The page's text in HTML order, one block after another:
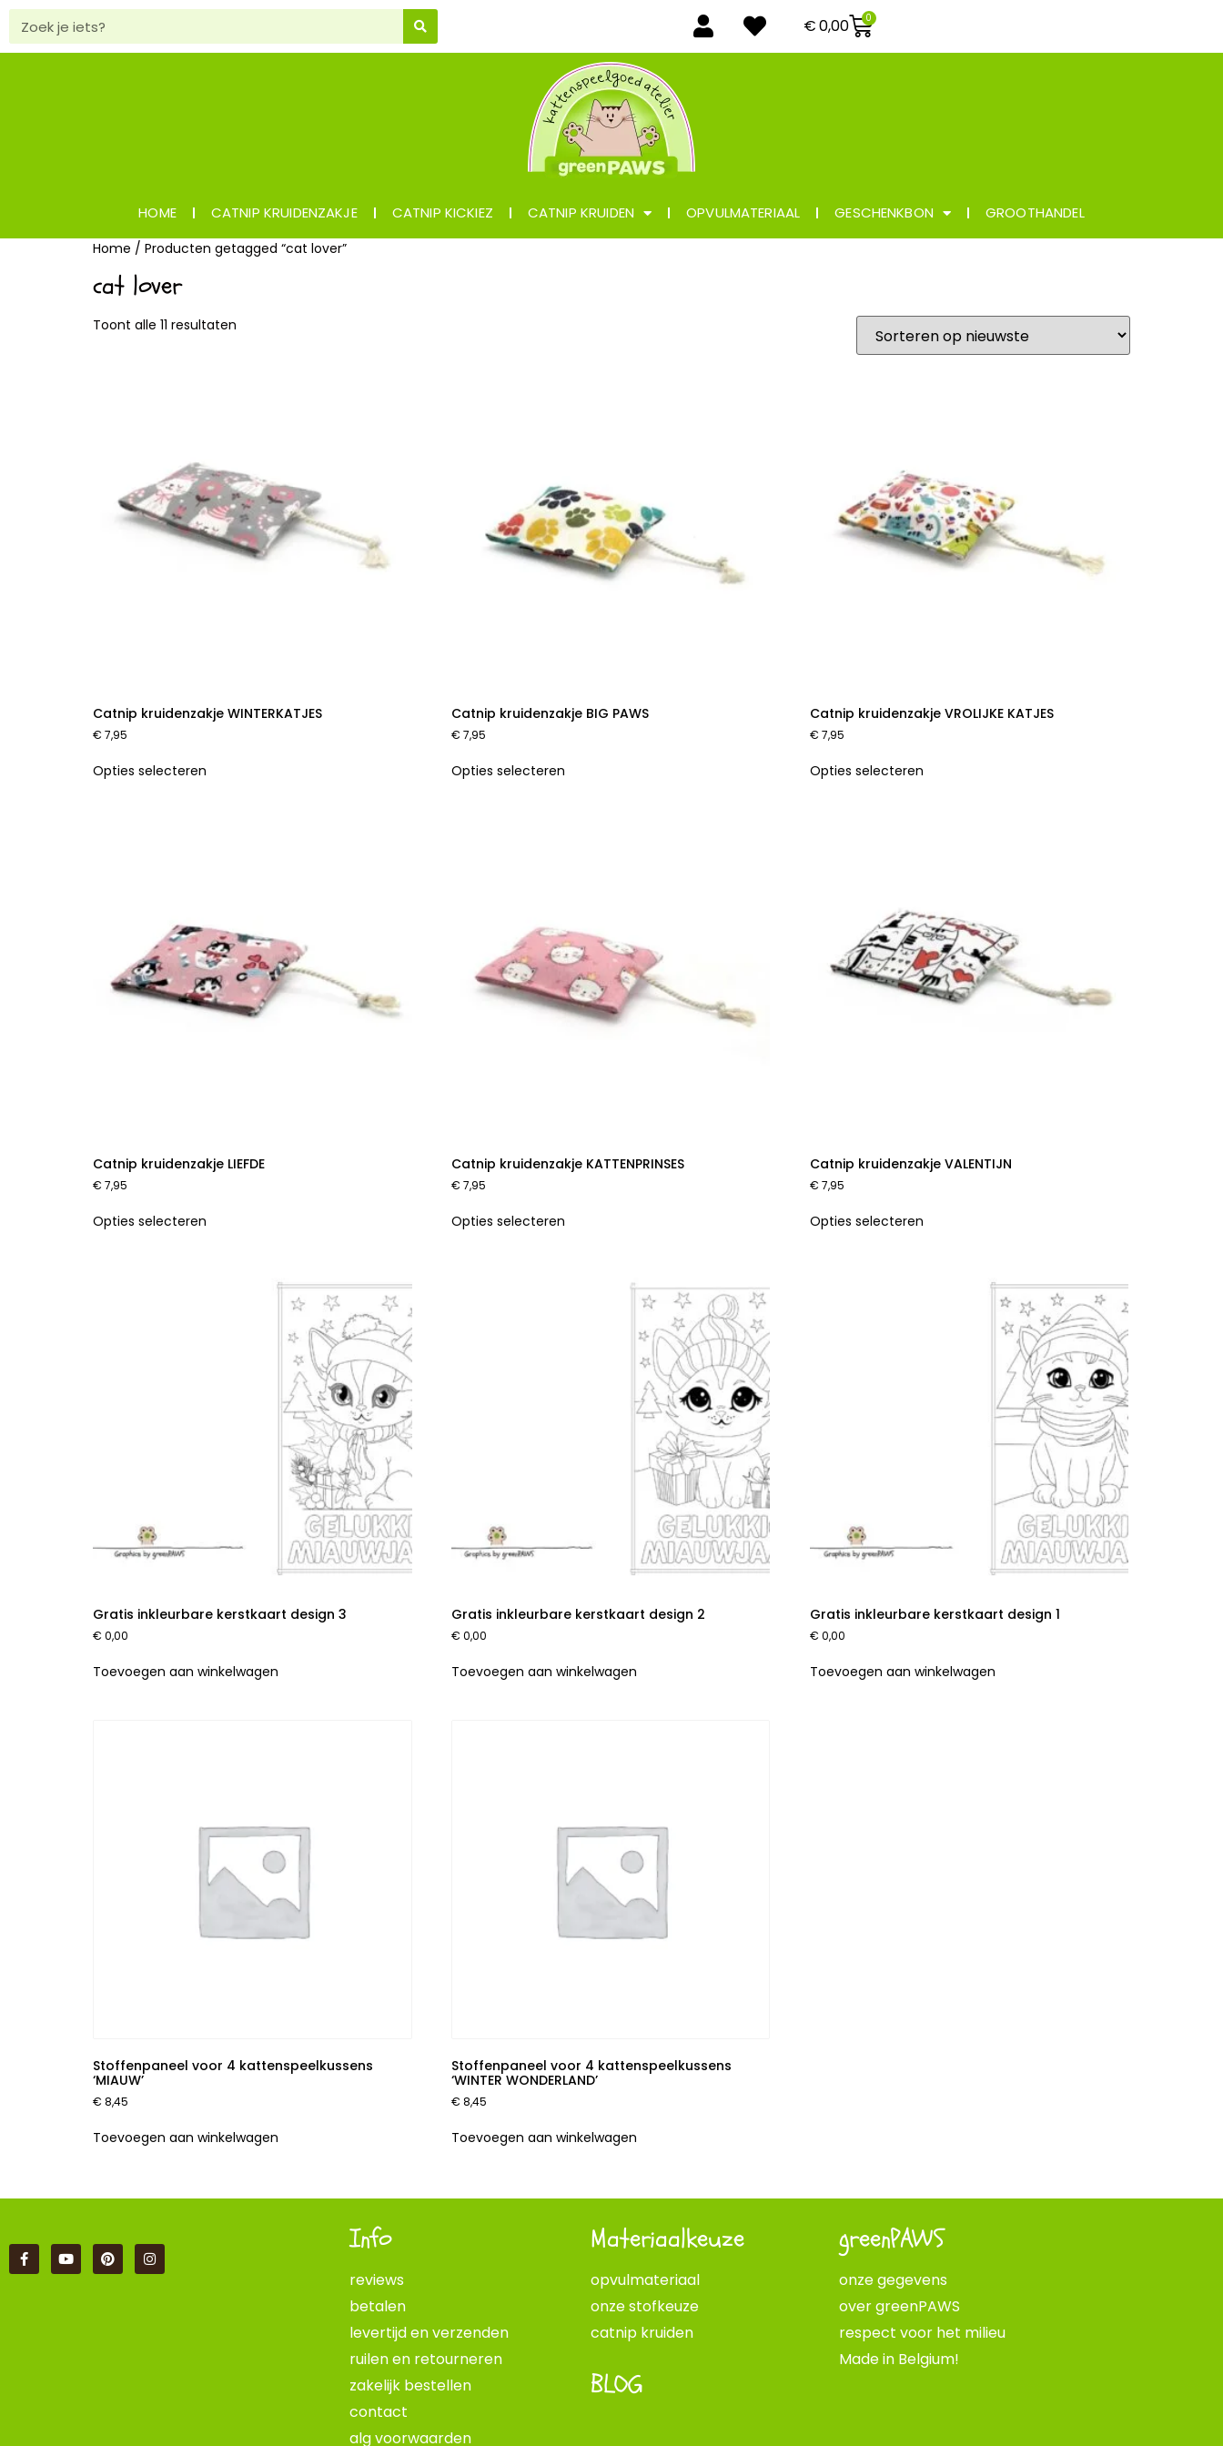
€0,00 0
HOME CATNIP KRUIDENZAKJE CATNIP KICKIEZ CATNIP KRUIDEN OPVULMATERIAAL GESCHENKBON GROOTHANDEL
Home / Producten getagged “cat lover”
cat lover
Toont alle 11 resultaten
Catnip kruidenzakje WINTERKATJES
€ 7,95
Opties selecteren
Catnip kruidenzakje BIG PAWS
€ 7,95
Opties selecteren
Catnip kruidenzakje VROLIJKE KATJES
€ 7,95
Opties selecteren
Catnip kruidenzakje LIEFDE
€ 7,95
Opties selecteren
Catnip kruidenzakje KATTENPRINSES
€ 7,95
Opties selecteren
Catnip kruidenzakje VALENTIJN
€ 7,95
Opties selecteren
Gratis inkleurbare kerstkaart design 3
€ 0,00
Toevoegen aan winkelwagen
Gratis inkleurbare kerstkaart design 2
€ 0,00
Toevoegen aan winkelwagen
Gratis inkleurbare kerstkaart design 1
€ 0,00
Toevoegen aan winkelwagen
Stoffenpaneel voor 4 kattenspeelkussens
‘MIAUW’
€ 8,45
Toevoegen aan winkelwagen
Stoffenpaneel voor 4 kattenspeelkussens
‘WINTER WONDERLAND’
€ 8,45
Toevoegen aan winkelwagen
Info
reviews
betalen
levertijd en verzenden
ruilen en retourneren
zakelijk bestellen
contact
alg voorwaarden
Materiaalkeuze
opvulmateriaal
onze stofkeuze
catnip kruiden
BLOG
greenPAWS
onze gegevens
over greenPAWS
respect voor het milieu
Made in Belgium!